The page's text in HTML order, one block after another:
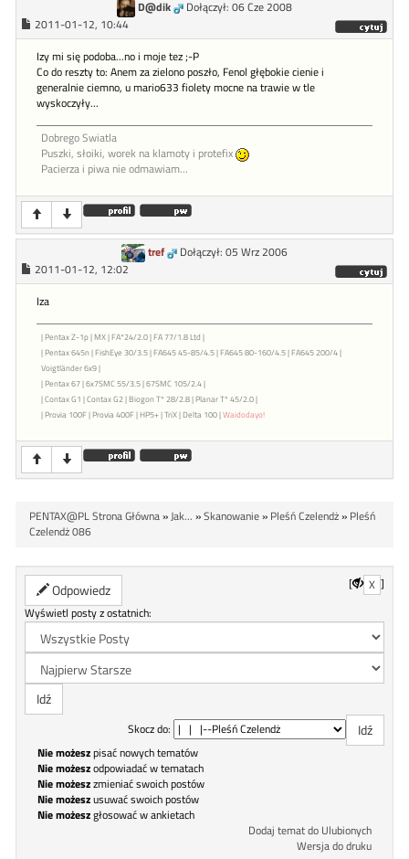
D@dik
Dołączył: 06 Cze 2008
2011-01-12, 10:44
Izy mi się podoba...no i moje tez ;-P
Co do reszty to: Anem za zielono poszło, Fenol głębokie cienie i
generalnie ciemno, u mario633 fiolety mocne na trawie w tle
wyskoczyły...
Dobrego Swiatla
Puszki, słoiki, worek na klamoty i protefix
Pacierza i piwa nie odmawiam...
tref
Dołączył: 05 Wrz 2006
2011-01-12, 12:02
Iza
| Pentax Z-1p | MX | FA*24/2.0 | FA 77/1.8 Ltd |
| Pentax 645n | FishEye 30/3.5 | FA645 45-85/4.5 | FA645 80-160/4.5 | FA645 200/4 |
Voigtländer 6x9 |
| Pentax 67 | 6x7SMC 55/3.5 | 67SMC 105/2.4 |
| Contax G1 | Contax G2 | Biogon T* 28/2.8 | Planar T* 45/2.0 |
| Provia 100F | Provia 400F | HP5+ | TriX | Delta 100 |Waidodayo!
PENTAX@PL Strona Główna»Jak... »Skanowanie» Pleśń Czelendż» Pleśń
Czelendż 086
Odpowiedz [ X ]
Wyświetl posty z ostatnich:
Skocz do:
Nie możeszpisać nowych tematów
Nie możeszodpowiadać w tematach
Nie możeszzmieniać swoich postów
Nie możeszusuwać swoich postów
Nie możeszgłosować w ankietach
Dodaj temat do Ulubionych
Wersja do druku